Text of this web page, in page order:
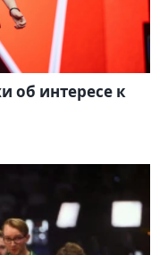
об интересе к